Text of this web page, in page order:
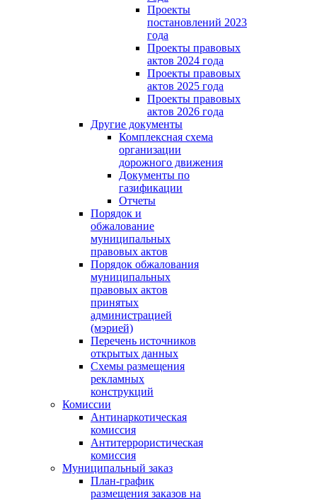
Проекты
постановлений 2023
года
Проекты правовых
актов 2024 года
Проекты правовых
актов 2025 года
Проекты правовых
актов 2026 года
Другие документы
Комплексная схема
организации
дорожного движения
Документы по
газификации
Отчеты
Порядок и
обжалование
муниципальных
правовых актов
Порядок обжалования
муниципальных
правовых актов
принятых
администрацией
(мэрией)
Перечень источников
открытых данных
Схемы размещения
рекламных
конструкций
Комиссии
Антинаркотическая
комиссия
Антитеррористическая
комиссия
Муниципальный заказ
План-график
размещения заказов на